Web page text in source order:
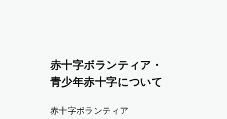
赤十字ボランティア・
青少年赤十字について
赤十字ボランティア